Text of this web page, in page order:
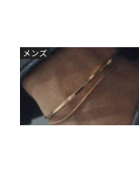
メンズ